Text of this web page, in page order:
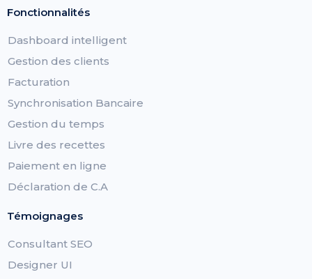
Fonctionnalités
Dashboard intelligent
Gestion des clients
Facturation
Synchronisation Bancaire
Gestion du temps
Livre des recettes
Paiement en ligne
Déclaration de C.A
Témoignages
Consultant SEO
Designer UI